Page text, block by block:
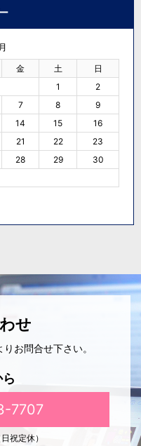
金 土 日
1
2
7 8
9
14 15
16
21 22
23
28 29
30
せ
お問合せ下さい。
7707
祝定休）